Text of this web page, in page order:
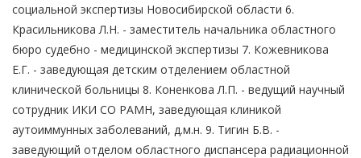
социальной экспертизы Новосибирской области 6.
Красильникова Л.Н. - заместитель начальника областного
бюро судебно - медицинской экспертизы 7. Кожевникова
Е.Г. - заведующая детским отделением областной
клинической больницы 8. Коненкова Л.П. - ведущий научный
сотрудник ИКИ СО РАМН, заведующая клиникой
аутоиммунных заболеваний, д.м.н. 9. Тигин Б.В. -
заведующий отделом областного диспансера радиационной